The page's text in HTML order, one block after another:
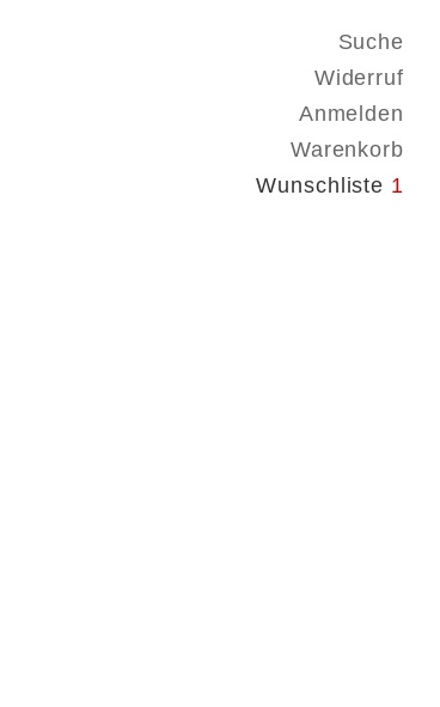
Suche
Widerruf
Anmelden
Warenkorb
Wunschliste 1